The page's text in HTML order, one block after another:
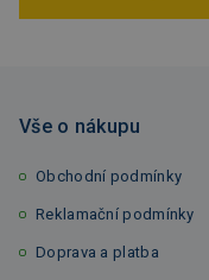
Vše o nákupu
Obchodní podmínky
Reklamační podmínky
Doprava a platba